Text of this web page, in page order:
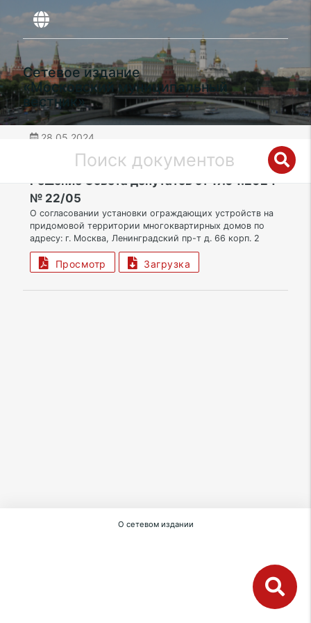
Сетевое издание
«Московский муниципальный
вестник»
28.05.2024
САО | Муниципальный округ Аэропорт
Решение Совета депутатов от 17.04.2024
№ 22/05
О согласовании установки ограждающих устройств на
придомовой территории многоквартирных домов по
адресу: г. Москва, Ленинградский пр-т д. 66 корп. 2
Просмотр Загрузка
О сетевом издании